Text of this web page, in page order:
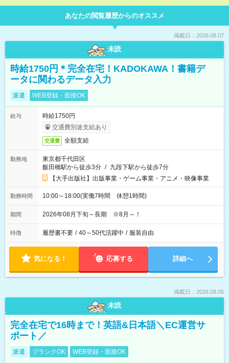
あなたの閲覧履歴からのオススメ
掲載日：2026.08.07
未読
時給1750円＊完全在宅！KADOKAWA！書籍デ
ータに関わるデータ入力
派遣 WEB登録・面接OK
給与
時給1750円
交通費別途支給あり
交通費 全額支給
勤務地
東京都千代田区
飯田橋駅から徒歩3分 / 九段下駅から徒歩7分
【大手出版社】出版事業・ゲーム事業・アニメ・映像事業
勤務時間 10:00～18:00(実働7時間 休憩1時間)
期間 2026年08月下旬～長期 ※8月～！
特徴 履歴書不要 / 40～50代活躍中 / 服装自由
気になる！ 応募する 詳細へ
掲載日：2026.08.05
未読
完全在宅で16時まで！英語&日本語＼EC運営サ
ポート／
派遣 ブランクOK WEB登録・面接OK